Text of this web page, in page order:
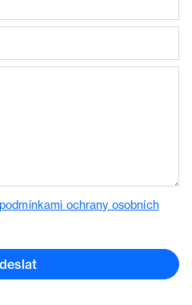
podmínkami ochrany osobních